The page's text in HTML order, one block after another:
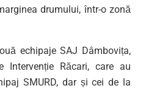
drumului, într-o zonă
echipaje SAJ Dâmbovița,
Răcari, care au
SMURD, dar și cei de la